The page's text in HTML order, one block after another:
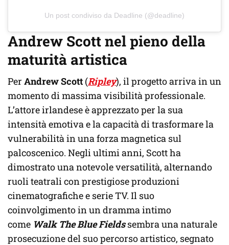
Un post condiviso da Deadline (@deadline)
Andrew Scott nel pieno della
maturità artistica
Per Andrew Scott (Ripley), il progetto arriva in un
momento di massima visibilità professionale.
L’attore irlandese è apprezzato per la sua
intensità emotiva e la capacità di trasformare la
vulnerabilità in una forza magnetica sul
palcoscenico. Negli ultimi anni, Scott ha
dimostrato una notevole versatilità, alternando
ruoli teatrali con prestigiose produzioni
cinematografiche e serie TV. Il suo
coinvolgimento in un dramma intimo
come Walk The Blue Fieldssembra una naturale
prosecuzione del suo percorso artistico, segnato